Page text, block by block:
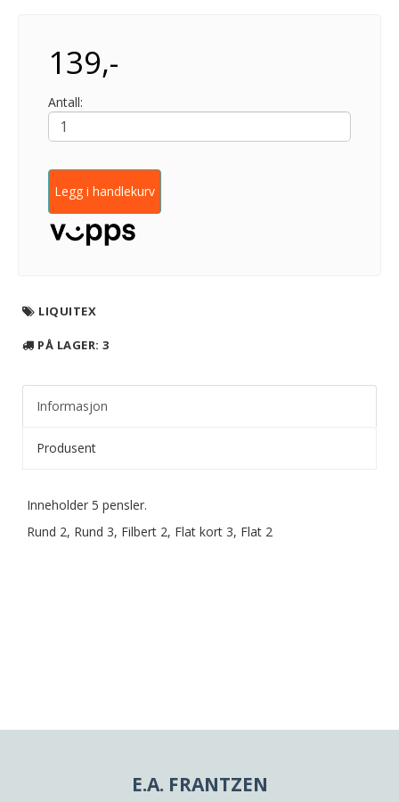
139,-
Antall:
Legg i handlekurv
LIQUITEX
PÅ LAGER: 3
Informasjon
Produsent
Inneholder 5 pensler.
Rund 2, Rund 3, Filbert 2, Flat kort 3, Flat 2
E.A. FRANTZEN